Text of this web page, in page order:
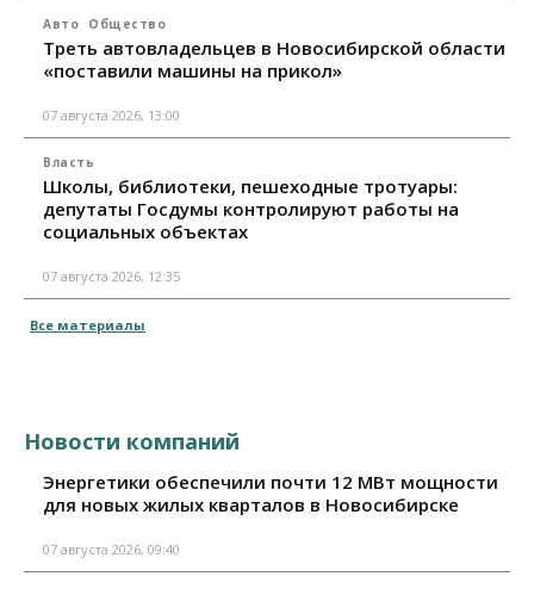
Авто Общество
Треть автовладельцев в Новосибирской области
«поставили машины на прикол»
07 августа 2026, 13:00
Власть
Школы, библиотеки, пешеходные тротуары:
депутаты Госдумы контролируют работы на
социальных объектах
07 августа 2026, 12:35
Все материалы
Новости компаний
Энергетики обеспечили почти 12 МВт мощности
для новых жилых кварталов в Новосибирске
07 августа 2026, 09:40